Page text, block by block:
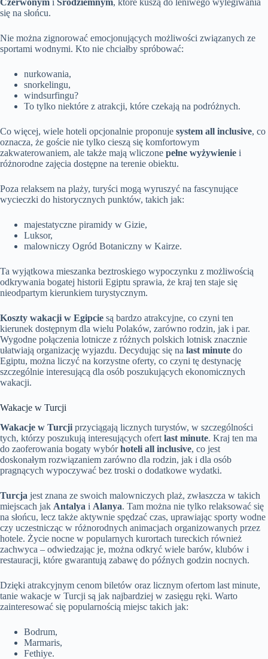
się na słońcu.
Nie można zignorować emocjonujących możliwości związanych ze
sportami wodnymi. Kto nie chciałby spróbować:
nurkowania,
snorkelingu,
windsurfingu?
To tylko niektóre z atrakcji, które czekają na podróżnych.
Co więcej, wiele hoteli opcjonalnie proponuje system all inclusive, co
oznacza, że goście nie tylko cieszą się komfortowym
zakwaterowaniem, ale także mają wliczone pełne wyżywienie i
różnorodne zajęcia dostępne na terenie obiektu.
Poza relaksem na plaży, turyści mogą wyruszyć na fascynujące
wycieczki do historycznych punktów, takich jak:
majestatyczne piramidy w Gizie,
Luksor,
malowniczy Ogród Botaniczny w Kairze.
Ta wyjątkowa mieszanka beztroskiego wypoczynku z możliwością
odkrywania bogatej historii Egiptu sprawia, że kraj ten staje się
nieodpartym kierunkiem turystycznym.
Koszty wakacji w Egipcie są bardzo atrakcyjne, co czyni ten
kierunek dostępnym dla wielu Polaków, zarówno rodzin, jak i par.
Wygodne połączenia lotnicze z różnych polskich lotnisk znacznie
ułatwiają organizację wyjazdu. Decydując się na last minute do
Egiptu, można liczyć na korzystne oferty, co czyni tę destynację
szczególnie interesującą dla osób poszukujących ekonomicznych
wakacji.
Wakacje w Turcji
Wakacje w Turcji przyciągają licznych turystów, w szczególności
tych, którzy poszukują interesujących ofert last minute. Kraj ten ma
do zaoferowania bogaty wybórhoteli all inclusive, co jest
doskonałym rozwiązaniem zarówno dla rodzin, jak i dla osób
pragnących wypoczywać bez troski o dodatkowe wydatki.
Turcja jest znana ze swoich malowniczych plaż, zwłaszcza w takich
miejscach jak Antalya i Alanya. Tam można nie tylko relaksować się
na słońcu, lecz także aktywnie spędzać czas, uprawiając sporty wodne
czy uczestnicząc w różnorodnych animacjach organizowanych przez
hotele. Życie nocne w popularnych kurortach tureckich również
zachwyca – odwiedzając je, można odkryć wiele barów, klubów i
restauracji, które gwarantują zabawę do późnych godzin nocnych.
Dzięki atrakcyjnym cenom biletów oraz licznym ofertom last minute,
tanie wakacje w Turcji są jak najbardziej w zasięgu ręki. Warto
zainteresować się popularnością miejsc takich jak:
Bodrum,
Marmaris,
Fethiye.